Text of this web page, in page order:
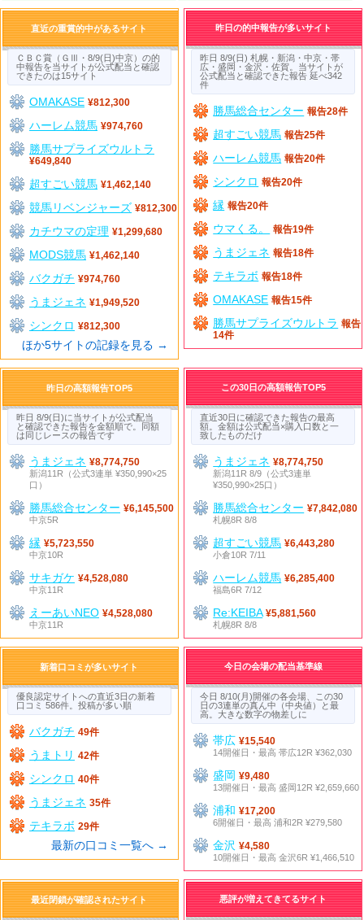
直近の重賞的中があるサイト
ＣＢＣ賞（ＧⅢ・8/9(日)中京）の的
中報告を当サイトが公式配当と確認
できたのは15サイト
OMAKASE ¥812,300
ハーレム競馬 ¥974,760
勝馬サプライズウルトラ
¥649,840
超すごい競馬 ¥1,462,140
競馬リベンジャーズ ¥812,300
カチウマの定理 ¥1,299,680
MODS競馬 ¥1,462,140
バクガチ ¥974,760
うまジェネ ¥1,949,520
シンクロ ¥812,300
ほか5サイトの記録を見る →
昨日の的中報告が多いサイト
昨日 8/9(日) 札幌・新潟・中京・帯
広・盛岡・金沢・佐賀。当サイトが
公式配当と確認できた報告 延べ342
件
勝馬総合センター 報告28件
超すごい競馬 報告25件
ハーレム競馬 報告20件
シンクロ 報告20件
縁 報告20件
ウマくる。 報告19件
うまジェネ 報告18件
テキラボ 報告18件
OMAKASE 報告15件
勝馬サプライズウルトラ 報告
14件
昨日の高額報告TOP5
昨日 8/9(日)に当サイトが公式配当
と確認できた報告を金額順で。同額
は同じレースの報告です
うまジェネ ¥8,774,750
新潟11R（公式3連単 ¥350,990×25
口）
勝馬総合センター ¥6,145,500
中京5R
縁 ¥5,723,550
中京10R
サキガケ ¥4,528,080
中京11R
えーあいNEO ¥4,528,080
中京11R
この30日の高額報告TOP5
直近30日に確認できた報告の最高
額。金額は公式配当×購入口数と一
致したものだけ
うまジェネ ¥8,774,750
新潟11R 8/9（公式3連単
¥350,990×25口）
勝馬総合センター ¥7,842,080
札幌8R 8/8
超すごい競馬 ¥6,443,280
小倉10R 7/11
ハーレム競馬 ¥6,285,400
福島6R 7/12
Re:KEIBA ¥5,881,560
札幌8R 8/8
新着口コミが多いサイト
優良認定サイトへの直近3日の新着
口コミ 586件。投稿が多い順
バクガチ 49件
うまトリ 42件
シンクロ 40件
うまジェネ 35件
テキラボ 29件
最新の口コミ一覧へ →
今日の会場の配当基準線
今日 8/10(月)開催の各会場、この30
日の3連単の真ん中（中央値）と最
高。大きな数字の物差しに
帯広¥15,540
14開催日・最高 帯広12R ¥362,030
盛岡¥9,480
13開催日・最高 盛岡12R ¥2,659,660
浦和¥17,200
6開催日・最高 浦和2R ¥279,580
金沢¥4,580
10開催日・最高 金沢6R ¥1,466,510
悪評が増えてきてるサイト
最近閉鎖が確認されたサイト